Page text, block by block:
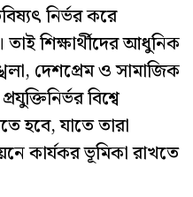
নির্ভর করে
শিক্ষার্থীদের আধুনিক
দেশপ্রেম ও সামাজিক
বিশ্বে
হবে, যাতে তারা
কার্যকর ভূমিকা রাখতে